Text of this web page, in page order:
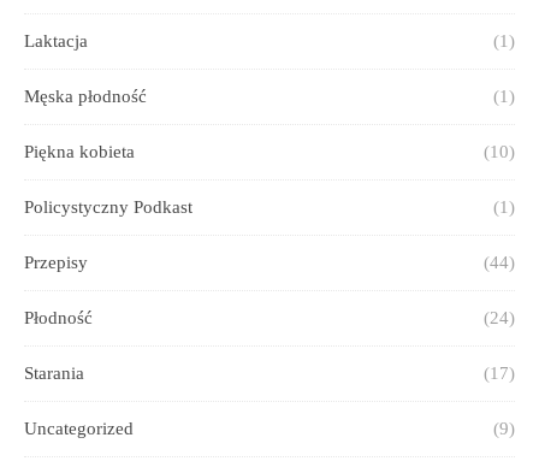
Laktacja (1)
Męska płodność (1)
Piękna kobieta (10)
Policystyczny Podkast (1)
Przepisy (44)
Płodność (24)
Starania (17)
Uncategorized (9)